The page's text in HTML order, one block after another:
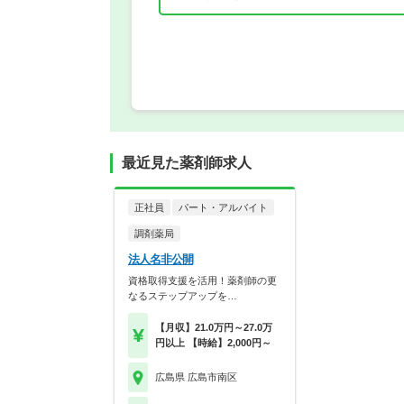
最近見た薬剤師求人
正社員 パート・アルバイト
調剤薬局
法人名非公開
資格取得支援を活用！薬剤師の更
なるステップアップを…
【月収】21.0万円～27.0万
円以上 【時給】2,000円～
広島県 広島市南区